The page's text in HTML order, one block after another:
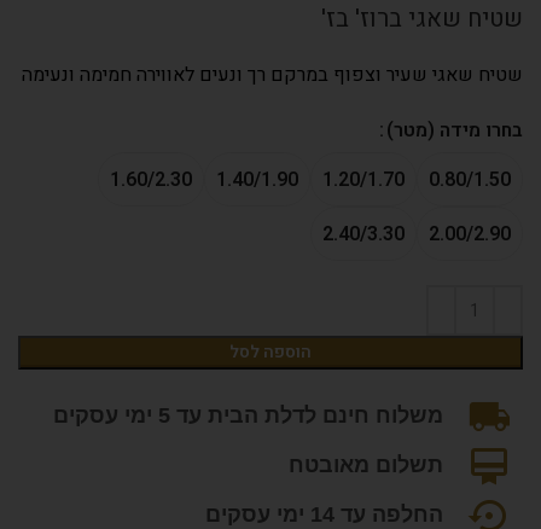
שטיח שאגי ברוז' בז'
שטיח שאגי שעיר וצפוף במרקם רך ונעים לאווירה חמימה ונעימה
בחרו מידה (מטר)
0.80/1.50
1.20/1.70
1.40/1.90
1.60/2.30
2.00/2.90
2.40/3.30
הוספה לסל
משלוח חינם לדלת הבית עד 5 ימי עסקים
תשלום מאובטח
החלפה עד 14 ימי עסקים